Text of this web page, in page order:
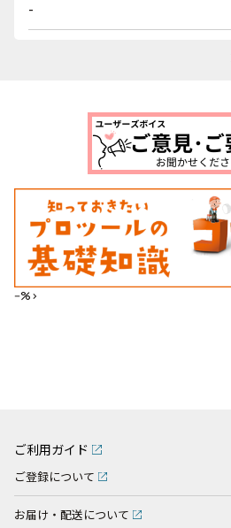
-
--%>
ご利用ガイド
ご登録について
お届け・配送について